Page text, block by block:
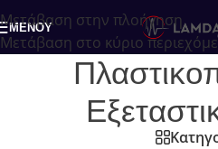
Μετάβαση στην πλοήγηση
Μετάβαση στο κύριο
Πιθανές
κατάστημα,
εξυπηρετηθούν
ΜΕΝΟΎ